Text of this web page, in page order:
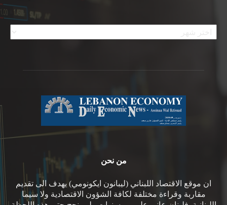
الأرشيف
من نحن
ان موقع الاقتصاد اللبناني (ليبانون ايكونومي) يهدف الى تقديم
مقاربة وقراءة مختلفة لكافة الشؤون الاقتصادية ولا سيما